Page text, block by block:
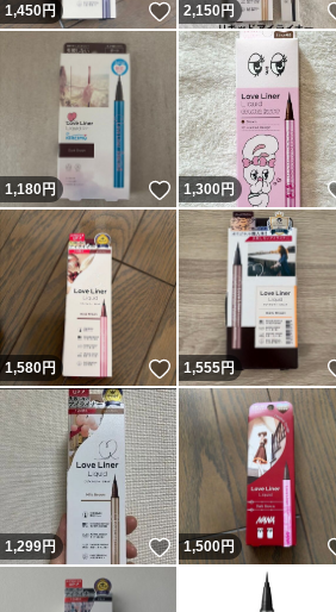
1,450円 いいね！
2,150円
1,180円 いいね！
1,300円
1,580円 いいね！
1,555円
1,299円 いいね！
1,500円